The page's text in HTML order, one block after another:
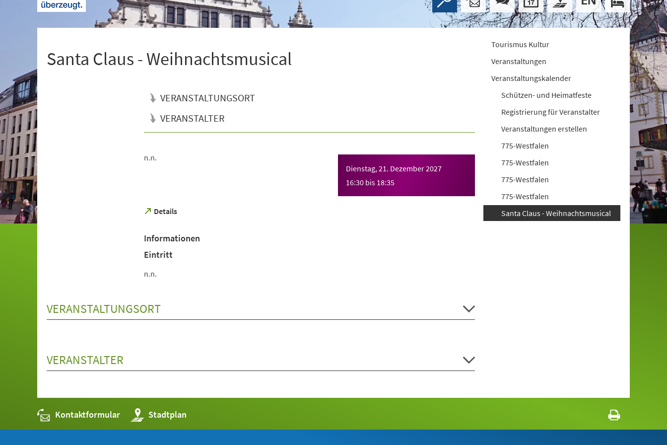
Santa Claus - Weihnachtsmusical
VERANSTALTUNGSORT
VERANSTALTER
Dienstag, 21. Dezember 2027
16:30 bis 18:35
n.n.
Details
(Öffnet
neuen
Tab)
Informationen
Eintritt
n.n.
VERANSTALTUNGSORT
VERANSTALTER
Tourismus Kultur
Veranstaltungen
Veranstaltungskalender
Schützen- und Heimatfeste
Registrierung für Veranstalter
Veranstaltungen erstellen
775-Westfalen
775-Westfalen
775-Westfalen
775-Westfalen
Santa Claus - Weihnachtsmusical
Kontaktformular Stadtplan
(Öffnet
in
einem